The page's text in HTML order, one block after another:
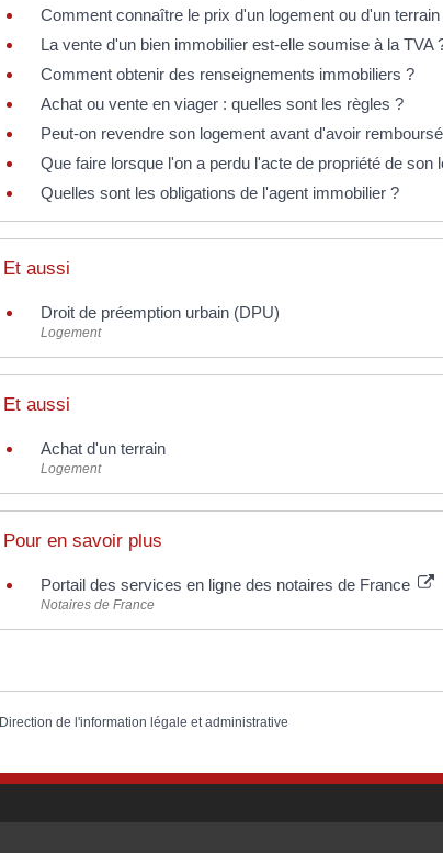
Comment connaître le prix d'un logement ou d'un terrain
La vente d'un bien immobilier est-elle soumise à la TVA
Comment obtenir des renseignements immobiliers ?
Achat ou vente en viager : quelles sont les règles ?
Peut-on revendre son logement avant d'avoir
Que faire lorsque l'on a perdu l'acte de propriété de son
Quelles sont les obligations de l'agent immobilier ?
Et aussi
Droit de préemption urbain (DPU)
Logement
Et aussi
Achat d'un terrain
Logement
Pour en savoir plus
Portail des services en ligne des notaires de France
Notaires de France
Direction de l'information légale et administrative